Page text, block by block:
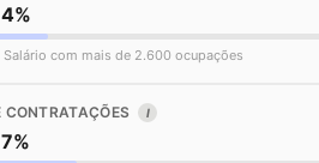
Salário com mais de 2.600 ocupações
CONTRATAÇÕES I